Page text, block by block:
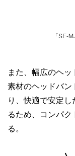
「SE-
また、幅広のヘ
素材のヘッドバン
り、快適で安定
るため、コンパ
る。